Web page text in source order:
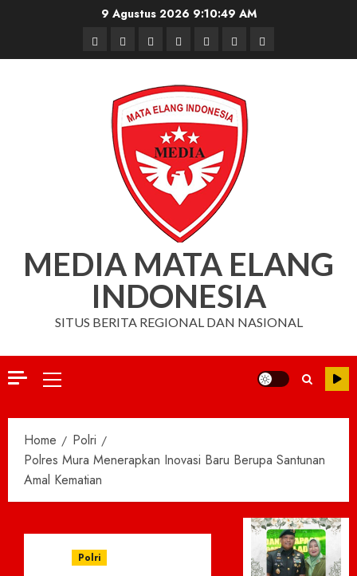
9 Agustus 2026 9:10:50 AM
BerandaNasionalDaerahHukum
dan
Kriminal
Pendidikan
Box
Redaksi
Iklan
MEDIA MATA ELANG
INDONESIA
SITUS BERITA REGIONAL DAN NASIONAL
Primary
Home
Polri
Polres Mura Menerapkan Inovasi Baru Berupa Santunan
Amal Kematian
Polri